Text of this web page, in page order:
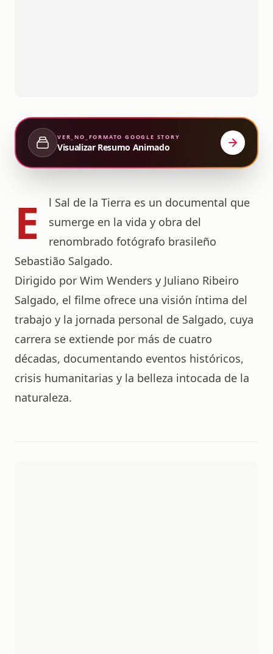
VER_NO_FORMATO GOOGLE STORY
Visualizar Resumo Animado
E
l Sal de la Tierra es un documental que
sumerge en la vida y obra del
renombrado fotógrafo brasileño
Sebastião Salgado.
Dirigido por Wim Wenders y Juliano Ribeiro
Salgado, el filme ofrece una visión íntima del
trabajo y la jornada personal de Salgado, cuya
carrera se extiende por más de cuatro
décadas, documentando eventos históricos,
crisis humanitarias y la belleza intocada de la
naturaleza.